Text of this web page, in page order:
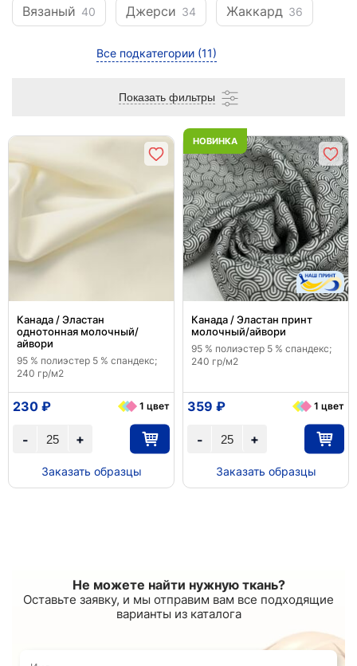
Вязаный 40 Джерси 34 Жаккард 36
Все подкатегории (11)
Показать фильтры
Канада / Эластан
однотонная молочный/
айвори
95 % полиэстер 5 % спандекс;
240 гр/м2
+
-
230 ₽ 1 цвет
Заказать образцы
НОВИНКА
Канада / Эластан принт
молочный/айвори
95 % полиэстер 5 % спандекс;
240 гр/м2
+
-
359 ₽ 1 цвет
Заказать образцы
Не можете найти нужную ткань?
Оставьте заявку, и мы отправим вам все подходящие
варианты из каталога